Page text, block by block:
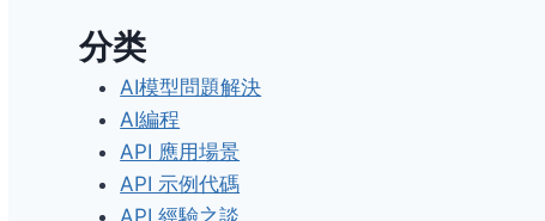
分类
AI模型問題解決
AI編程
API 應用場景
API 示例代碼